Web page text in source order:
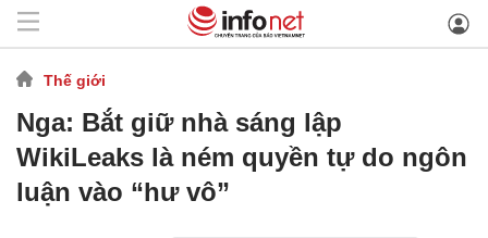
Thế giới
Nga: Bắt giữ nhà sáng lập
WikiLeaks là ném quyền tự do ngôn
luận vào “hư vô”